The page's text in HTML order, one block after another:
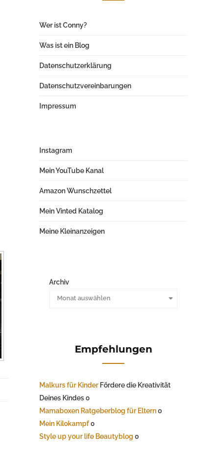
Wer ist Conny?
Was ist ein Blog
Datenschutzerklärung
Datenschutzvereinbarungen
Impressum
Instagram
Mein YouTube Kanal
Amazon Wunschzettel
Mein Vinted Katalog
Meine Kleinanzeigen
Archiv
Monat auswählen
Empfehlungen
Malkurs für Kinder Fördere die Kreativität
Deines Kindes 0
Mamaboxen Ratgeberblog für Eltern0
Mein Kilokampf0
Style up your life Beautyblog 0